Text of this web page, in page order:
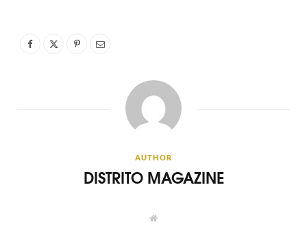
AUTHOR
DISTRITO MAGAZINE
W